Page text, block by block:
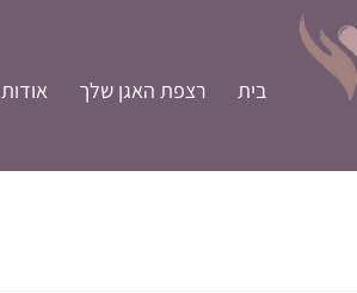
בית רצפת האגן שלך אודות